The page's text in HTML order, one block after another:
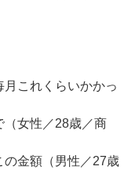
月これくらいかかっ
（女性／28歳／商
の金額（男性／27歳